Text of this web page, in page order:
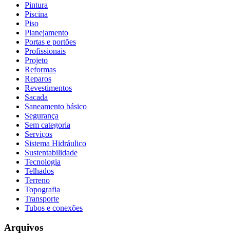
Pintura
Piscina
Piso
Planejamento
Portas e portões
Profissionais
Projeto
Reformas
Reparos
Revestimentos
Sacada
Saneamento básico
Segurança
Sem categoria
Serviços
Sistema Hidráulico
Sustentabilidade
Tecnologia
Telhados
Terreno
Topografia
Transporte
Tubos e conexões
Arquivos